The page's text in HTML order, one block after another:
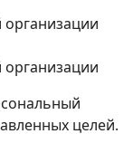
целей.